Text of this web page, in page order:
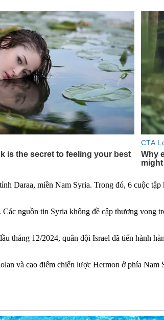
Daraa, miền Nam Syria. Trong đó, 6 cuộc
nguồn tin Syria không đề cập thương vong
12/2024, quân đội Israel đã tiến hành
và cao điểm chiến lược Hermon ở phía